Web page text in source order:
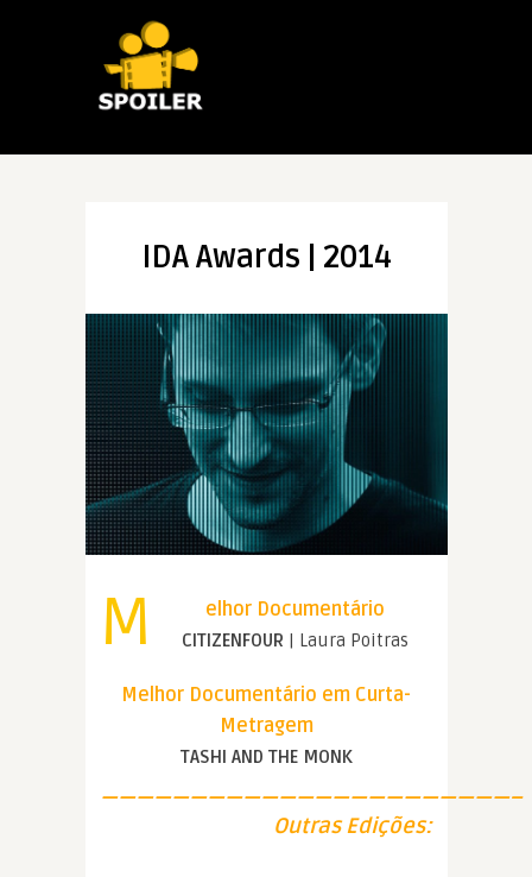
IDA Awards | 2014
M elhor Documentário
CITIZENFOUR | Laura Poitras
Melhor Documentário em Curta-
Metragem
TASHI AND THE MONK
———————————————————————–
Outras Edições: